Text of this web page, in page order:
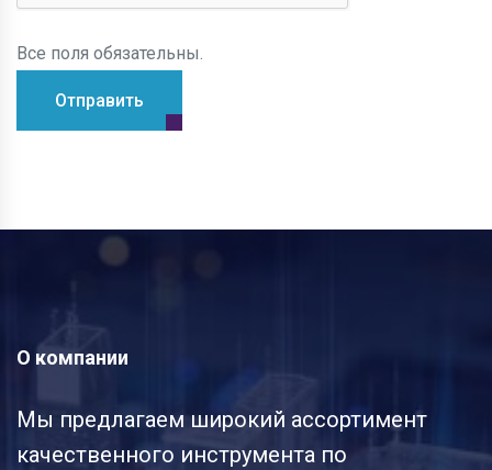
Все поля обязательны.
Отправить
О компании
Мы предлагаем широкий ассортимент
качественного инструмента по